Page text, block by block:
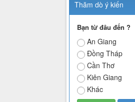
Thăm dò ý kiến
Bạn từ đâu đến ?
An Giang
Đồng Tháp
Cần Thơ
Kiên Giang
Khác